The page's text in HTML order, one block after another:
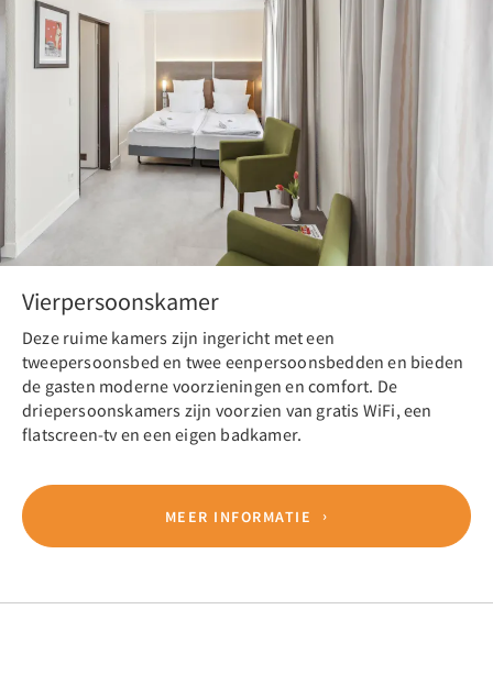
Vierpersoonskamer
Deze ruime kamers zijn ingericht met een
tweepersoonsbed en twee eenpersoonsbedden en bieden
de gasten moderne voorzieningen en comfort. De
driepersoonskamers zijn voorzien van gratis WiFi, een
flatscreen-tv en een eigen badkamer.
MEER INFORMATIE